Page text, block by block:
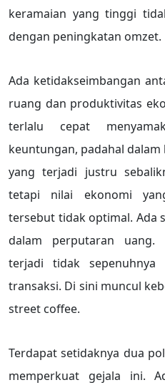
keramaian yang tinggi
dengan peningkatan omzet.
Ada ketidakseimbangan
ruang dan produktivitas
terlalu cepat
keuntungan, padahal
yang terjadi justru
tetapi nilai ekonomi
tersebut tidak optimal. Ada
dalam perputaran uang.
terjadi tidak sepenuhnya
transaksi. Di sini muncul
street coffee.
Terdapat setidaknya dua
memperkuat gejala ini.